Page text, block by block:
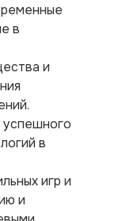
в
и
в
игр и
и